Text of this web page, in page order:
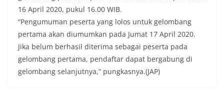
16 April 2020, pukul 16.00 WIB.
“Pengumuman peserta yang lolos untuk gelombang
pertama akan diumumkan pada Jumat 17 April 2020.
Jika belum berhasil diterima sebagai peserta pada
gelombang pertama, pendaftar dapat bergabung di
gelombang selanjutnya,” pungkasnya.(JAP)